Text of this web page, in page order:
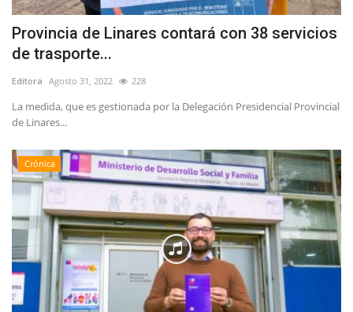
Provincia de Linares contará con 38 servicios
de trasporte...
Editora Agosto 31, 2022 228
La medida, que es gestionada por la Delegación Presidencial Provincial
de Linares...
Crónica